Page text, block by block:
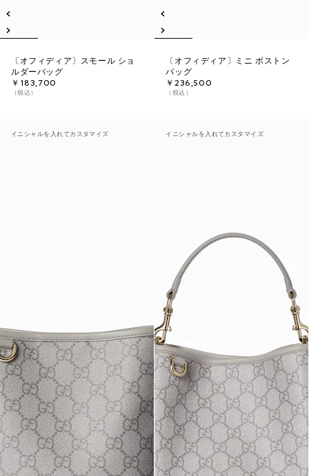
〔オフィディア〕スモール ショ
ルダーバッグ
￥183,700
（税込）
〔オフィディア〕ミニ ボストン
バッグ
￥236,500
（税込）
イニシャルを入れてカスタマイズ イニシャルを入れてカスタマイズ